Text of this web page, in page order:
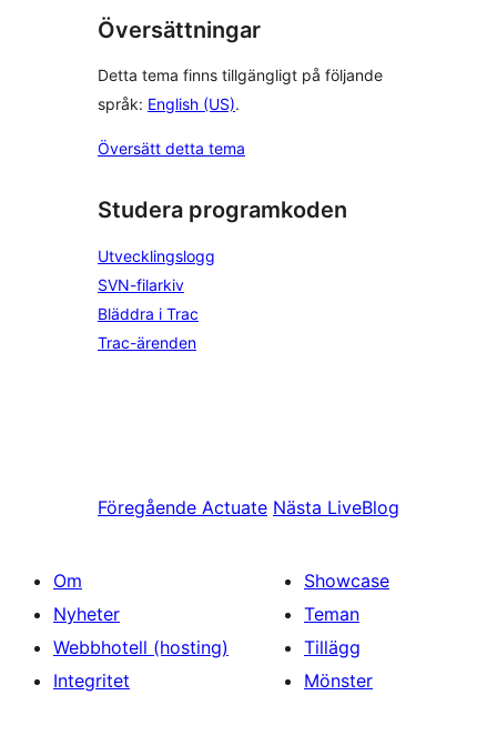
Översättningar
Detta tema finns tillgängligt på följande
språk: English (US).
Översätt detta tema
Studera programkoden
Utvecklingslogg
SVN-filarkiv
Bläddra i Trac
Trac-ärenden
Föregående Actuate Nästa LiveBlog
Om
Nyheter
Webbhotell (hosting)
Integritet
Showcase
Teman
Tillägg
Mönster